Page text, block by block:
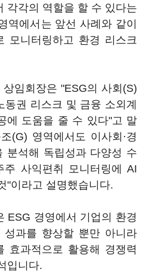
각각의 역할을 할 수 있다는
역에서는 앞선 사례와 같이
모니터링하고 환경 리스크
임회장은 "ESG의 사회(S)
권 리스크 및 금융 소외계
에 도움을 줄 수 있다"고 말
(G) 영역에서도 이사회·경
분석해 독립성과 다양성 수
주 사익편취 모니터링에 AI
"이라고 설명했습니다.
ESG 경영에서 기업의 환경
성과를 향상할 뿐만 아니라
효과적으로 활용해 경쟁력
입니다.